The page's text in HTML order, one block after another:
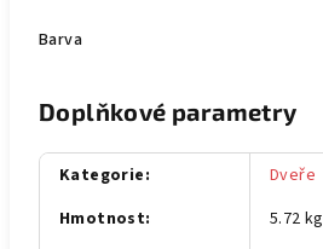
Barva
Doplňkové parametry
Kategorie:
Dveře
Hmotnost:
5.72 kg